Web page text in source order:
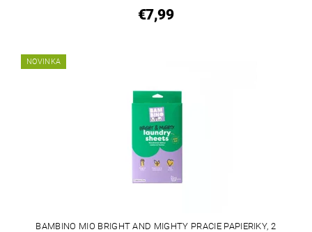
€7,99
NOVINKA
BAMBINO MIO BRIGHT AND MIGHTY PRACIE PAPIERIKY, 2